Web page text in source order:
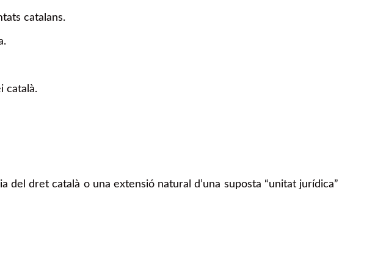
catalans.
català.
del dret català o una extensió natural d’una suposta “unitat jurídica”